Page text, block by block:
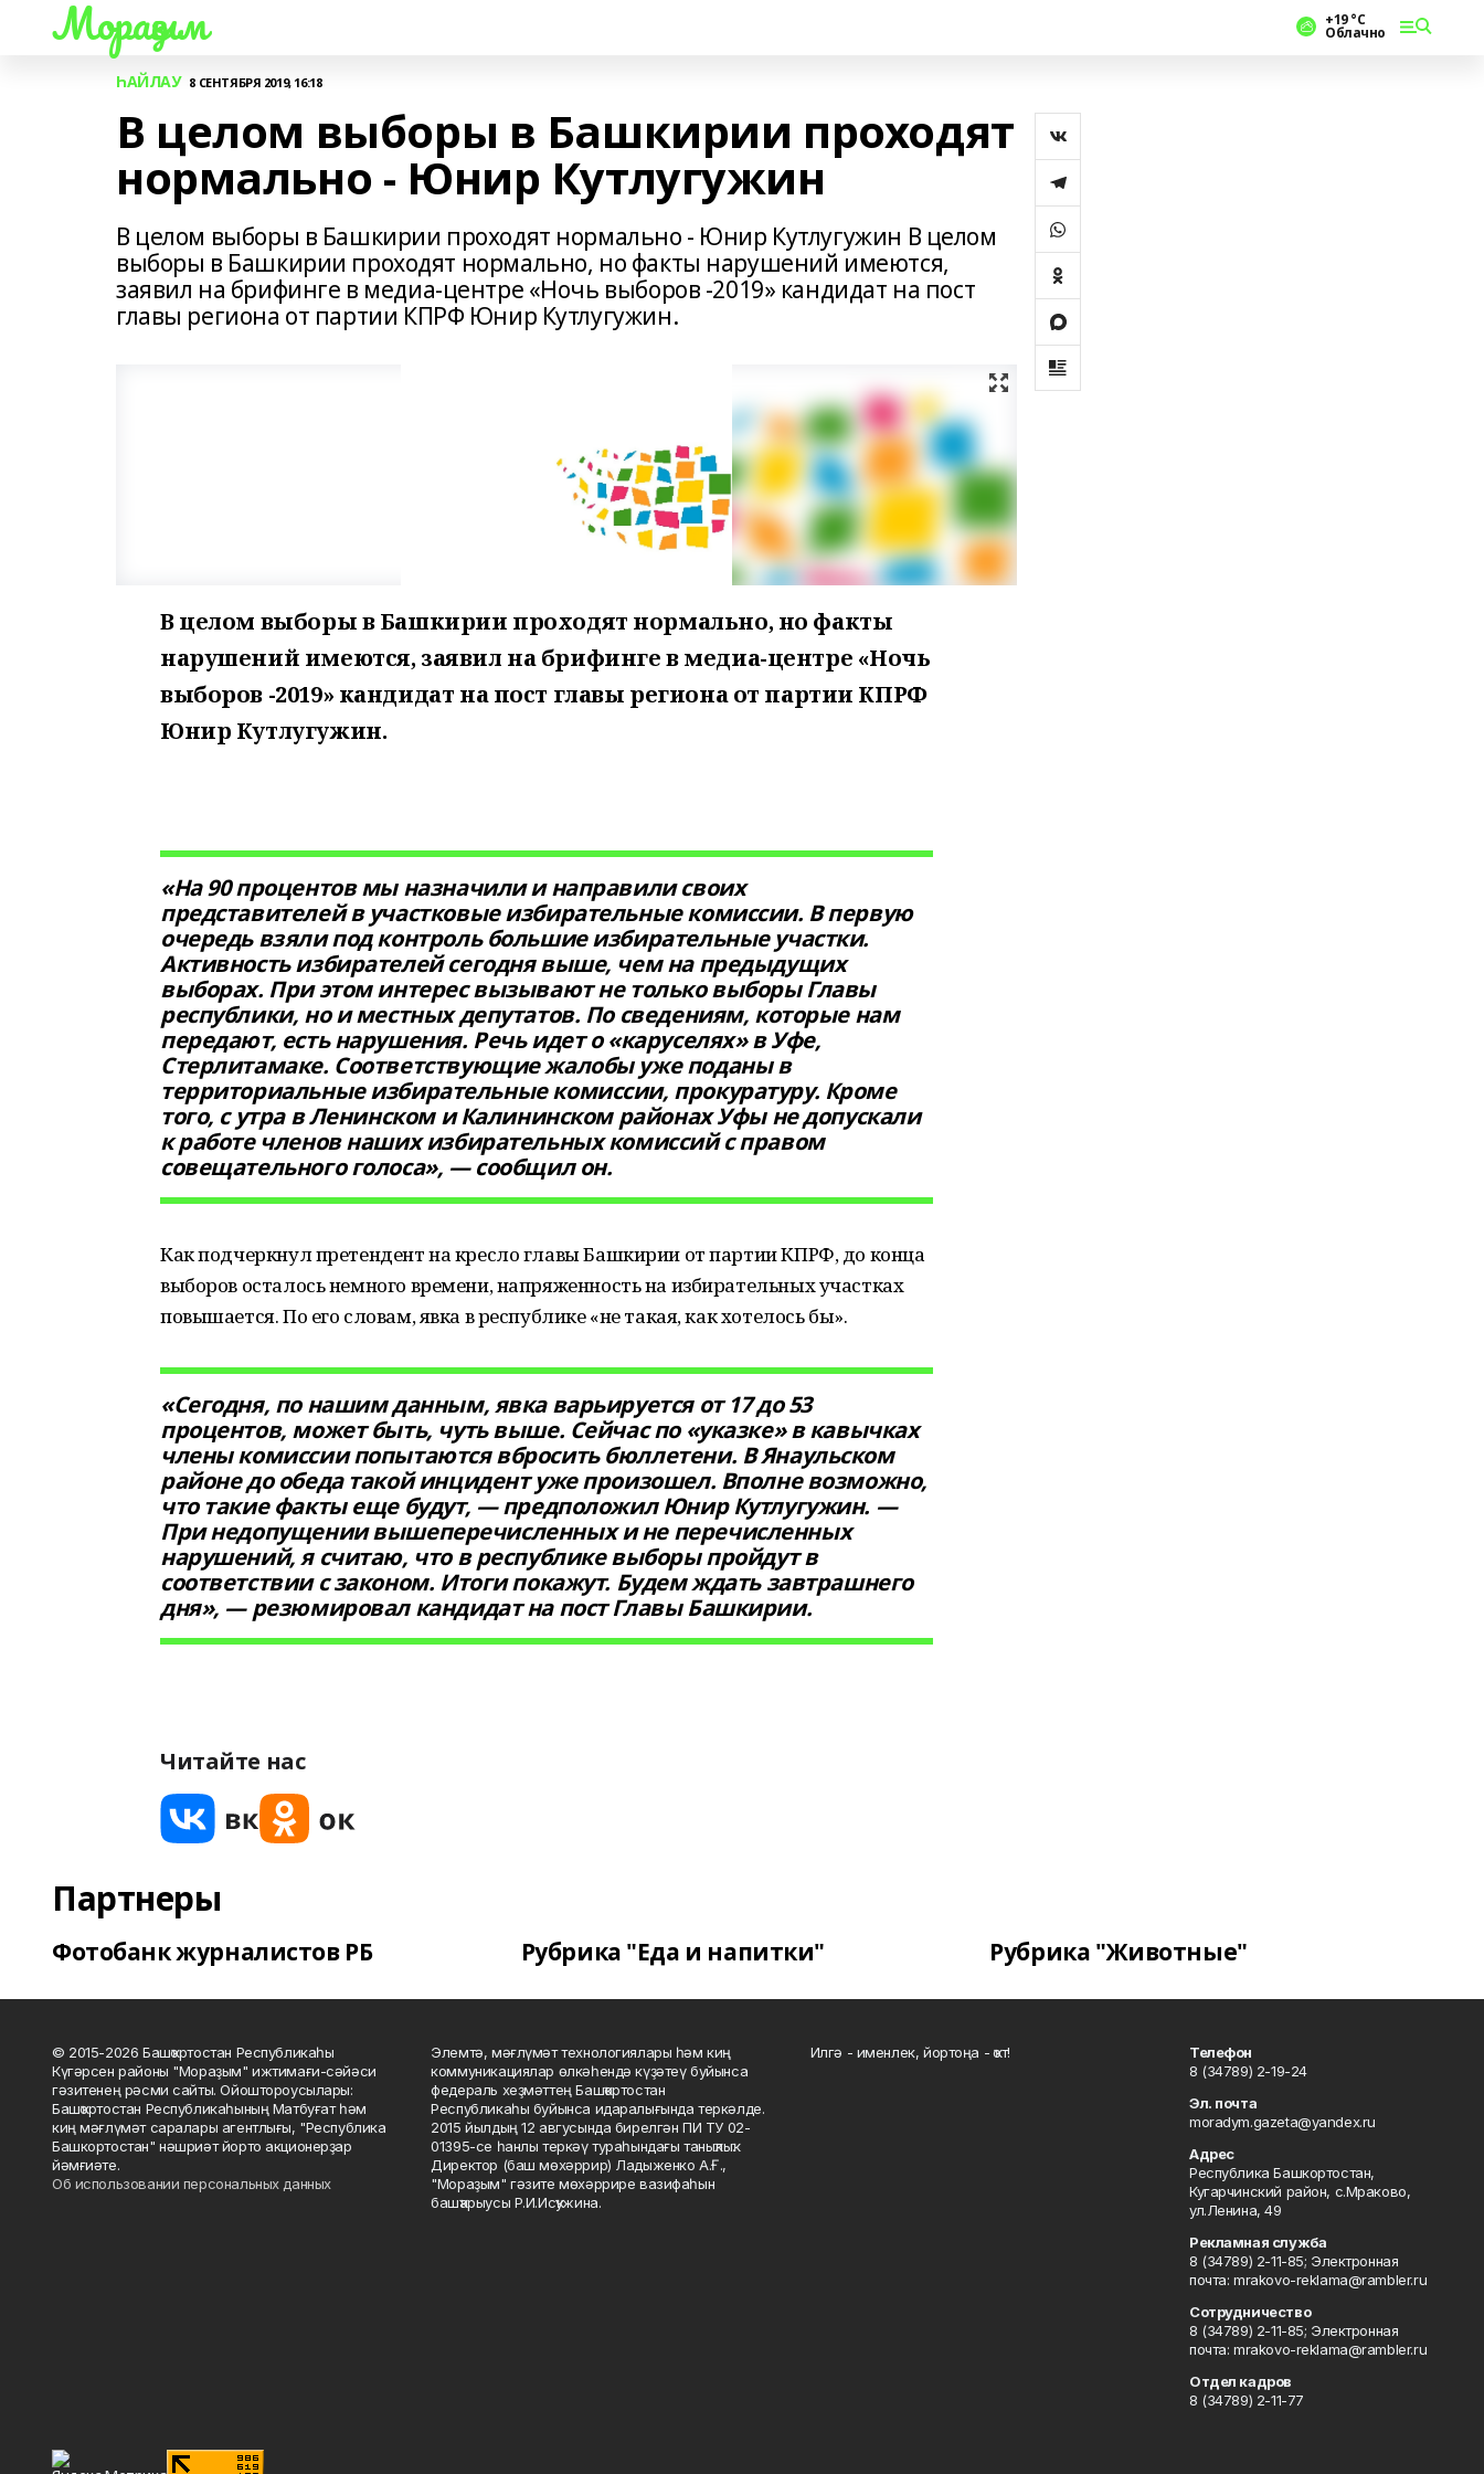
Мораҙым +19 °С
Облачно
ҺАЙЛАУ 8 СЕНТЯБРЯ 2019, 16:18
В целом выборы в Башкирии проходят
нормально - Юнир Кутлугужин
В целом выборы в Башкирии проходят нормально - Юнир Кутлугужин В целом
выборы в Башкирии проходят нормально, но факты нарушений имеются,
заявил на брифинге в медиа-центре «Ночь выборов -2019» кандидат на пост
главы региона от партии КПРФ Юнир Кутлугужин.
В целом выборы в Башкирии проходят нормально, но факты
нарушений имеются, заявил на брифинге в медиа-центре «Ночь
выборов -2019» кандидат на пост главы региона от партии КПРФ
Юнир Кутлугужин.
«На 90 процентов мы назначили и направили своих
представителей в участковые избирательные комиссии. В первую
очередь взяли под контроль большие избирательные участки.
Активность избирателей сегодня выше, чем на предыдущих
выборах. При этом интерес вызывают не только выборы Главы
республики, но и местных депутатов. По сведениям, которые нам
передают, есть нарушения. Речь идет о «каруселях» в Уфе,
Стерлитамаке. Соответствующие жалобы уже поданы в
территориальные избирательные комиссии, прокуратуру. Кроме
того, с утра в Ленинском и Калининском районах Уфы не допускали
к работе членов наших избирательных комиссий с правом
совещательного голоса», — сообщил он.
Как подчеркнул претендент на кресло главы Башкирии от партии КПРФ, до конца
выборов осталось немного времени, напряженность на избирательных участках
повышается. По его словам, явка в республике «не такая, как хотелось бы».
«Сегодня, по нашим данным, явка варьируется от 17 до 53
процентов, может быть, чуть выше. Сейчас по «указке» в кавычках
члены комиссии попытаются вбросить бюллетени. В Янаульском
районе до обеда такой инцидент уже произошел. Вполне возможно,
что такие факты еще будут, — предположил Юнир Кутлугужин. —
При недопущении вышеперечисленных и не перечисленных
нарушений, я считаю, что в республике выборы пройдут в
соответствии с законом. Итоги покажут. Будем ждать завтрашнего
дня», — резюмировал кандидат на пост Главы Башкирии.
Читайте нас
Партнеры
Фотобанк журналистов РБ Рубрика "Еда и напитки" Рубрика "Животные"
© 2015-2026 Башҡортостан Республикаһы
Күгәрсен районы "Мораҙым" ижтимағи-сәйәси
гәзитенең рәсми сайты. Ойоштороусылары:
Башҡортостан Республикаһының Матбуғат һәм
киң мәғлүмәт саралары агентлығы, "Республика
Башкортостан" нәшриәт йорто акционерҙар
йәмғиәте.
Об использовании персональных данных
Элемтә, мәғлүмәт технологиялары һәм киң
коммуникациялар өлкәһендә күҙәтеү буйынса
федераль хеҙмәттең Башҡортостан
Республикаһы буйынса идаралығында теркәлде.
2015 йылдың 12 авгусында бирелгән ПИ ТУ 02-
01395-се һанлы теркәү тураһындағы таныҡлыҡ.
Директор (баш мөхәррир) Ладыженко А.Ғ.,
"Мораҙым" гәзите мөхәррире вазифаһын
башҡарыусы Р.И.Исҡужина.
Илгә - именлек, йортоңа - ҡот!
Телефон
8 (34789) 2-19-24
Эл. почта
moradym.gazeta@yandex.ru
Адрес
Республика Башкортостан,
Кугарчинский район, с.Мраково,
ул.Ленина, 49
Рекламная служба
8 (34789) 2-11-85; Электронная
почта: mrakovo-reklama@rambler.ru
Сотрудничество
8 (34789) 2-11-85; Электронная
почта: mrakovo-reklama@rambler.ru
Отдел кадров
8 (34789) 2-11-77